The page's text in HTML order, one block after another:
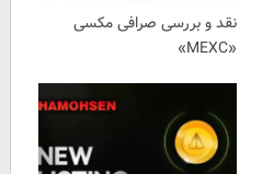
نقد و بررسی صرافی مکسی
«MEXC»